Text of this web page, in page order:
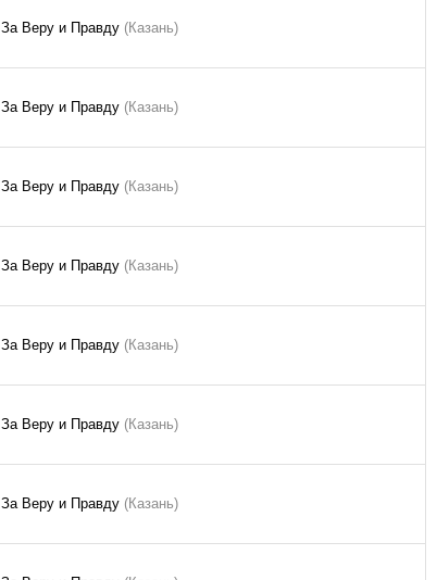
За Веру и Правду (Казань)
За Веру и Правду (Казань)
За Веру и Правду (Казань)
За Веру и Правду (Казань)
За Веру и Правду (Казань)
За Веру и Правду (Казань)
За Веру и Правду (Казань)